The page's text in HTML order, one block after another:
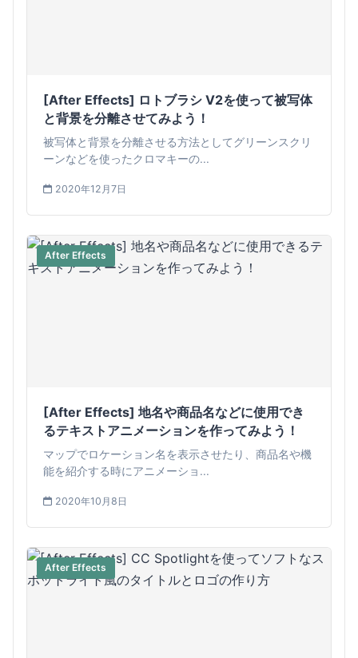
[After Effects] ロトブラシ V2を使って被写体
と背景を分離させてみよう！
被写体と背景を分離させる方法としてグリーンスクリ
ーンなどを使ったクロマキーの...
2020年12月7日
After Effects
[After Effects] 地名や商品名などに使用でき
るテキストアニメーションを作ってみよう！
マップでロケーション名を表示させたり、商品名や機
能を紹介する時にアニメーショ...
2020年10月8日
After Effects